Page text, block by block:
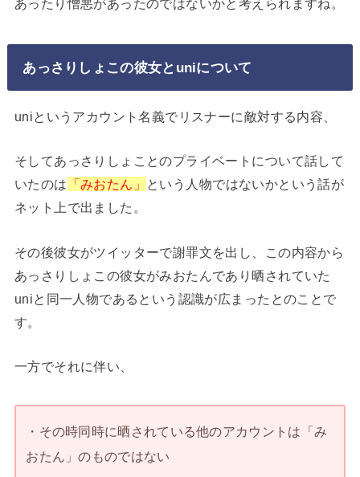
あっさりしょこの彼女とuniについて
uniというアカウント名義でリスナーに敵対する内容、
そしてあっさりしょことのプライベートについて話して
いたのは 「みおたん」
という人物ではないかという話が
ネット上で出ました。
その後彼女がツイッターで謝罪文を出し、この内容から
あっさりしょこの彼女がみおたんであり晒されていた
uniと同一人物であるという認識が広まったとのことで
す。
一方でそれに伴い、
・その時同時に晒されている他のアカウントは「み
おたん」のものではない